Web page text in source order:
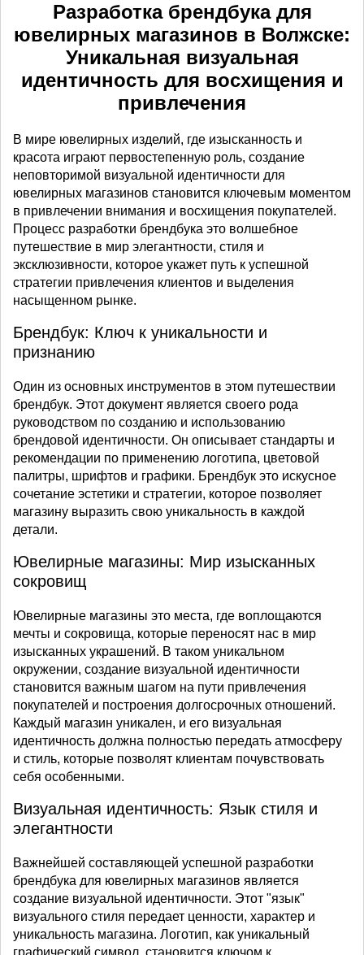
Разработка брендбука для
ювелирных магазинов в Волжске:
Уникальная визуальная
идентичность для восхищения и
привлечения
В мире ювелирных изделий, где изысканность и
красота играют первостепенную роль, создание
неповторимой визуальной идентичности для
ювелирных магазинов становится ключевым моментом
в привлечении внимания и восхищения покупателей.
Процесс разработки брендбука это волшебное
путешествие в мир элегантности, стиля и
эксклюзивности, которое укажет путь к успешной
стратегии привлечения клиентов и выделения
насыщенном рынке.
Брендбук: Ключ к уникальности и
признанию
Один из основных инструментов в этом путешествии
брендбук. Этот документ является своего рода
руководством по созданию и использованию
брендовой идентичности. Он описывает стандарты и
рекомендации по применению логотипа, цветовой
палитры, шрифтов и графики. Брендбук это искусное
сочетание эстетики и стратегии, которое позволяет
магазину выразить свою уникальность в каждой
детали.
Ювелирные магазины: Мир изысканных
сокровищ
Ювелирные магазины это места, где воплощаются
мечты и сокровища, которые переносят нас в мир
изысканных украшений. В таком уникальном
окружении, создание визуальной идентичности
становится важным шагом на пути привлечения
покупателей и построения долгосрочных отношений.
Каждый магазин уникален, и его визуальная
идентичность должна полностью передать атмосферу
и стиль, которые позволят клиентам почувствовать
себя особенными.
Визуальная идентичность: Язык стиля и
элегантности
Важнейшей составляющей успешной разработки
брендбука для ювелирных магазинов является
создание визуальной идентичности. Этот "язык"
визуального стиля передает ценности, характер и
уникальность магазина. Логотип, как уникальный